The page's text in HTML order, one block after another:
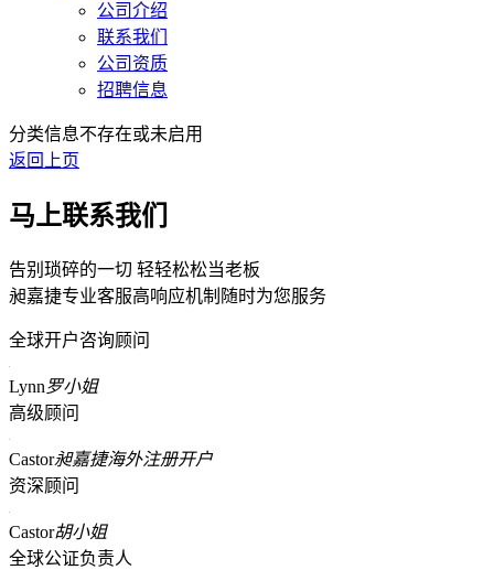
公司介绍
联系我们
公司资质
招聘信息
分类信息不存在或未启用
返回上页
马上联系我们
告别琐碎的一切 轻轻松松当老板
昶嘉捷专业客服高响应机制随时为您服务
全球开户咨询顾问
Lynn罗小姐
高级顾问
Castor昶嘉捷海外注册开户
资深顾问
Castor胡小姐
全球公证负责人